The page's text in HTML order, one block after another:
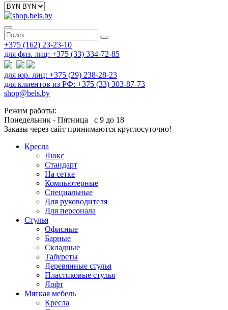
+375 (162) 23-23-10
для физ. лиц: +375 (33) 334-72-85
для юр. лиц: +375 (29) 238-28-23
для клиентов из РФ: +375 (33) 303-87-73
shop@bels.by
Режим работы:
Понедельник - Пятница с 9 до 18
Заказы через сайт принимаются круглосуточно!
Кресла
Люкс
Стандарт
На сетке
Компьютерные
Специальные
Для руководителя
Для персонала
Стулья
Офисные
Барные
Складные
Табуреты
Деревянные стулья
Пластиковые стулья
Лофт
Мягкая мебель
Кресла